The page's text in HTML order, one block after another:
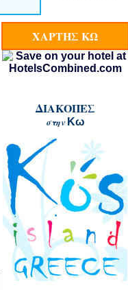
ΧΑΡΤΗΣ ΚΩ
ΔΙΑΚΟΠΕΣ
στην Κω